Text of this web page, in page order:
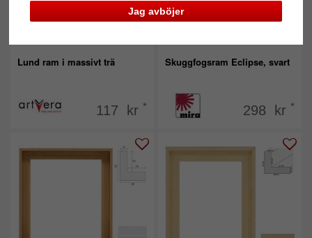
Jag avböjer
Lund ram i massivt trä
117 kr *
Skuggfogsram Eclipse, svart
298 kr *